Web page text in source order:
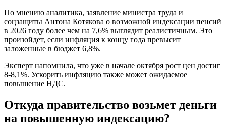
По мнению аналитика, заявление министра труда и
соцзащиты Антона Котякова о возможной индексации пенсий
в 2026 году более чем на 7,6% выглядит реалистичным. Это
произойдет, если инфляция к концу года превысит
заложенные в бюджет 6,8%.
Эксперт напомнила, что уже в начале октября рост цен достиг
8-8,1%. Ускорить инфляцию также может ожидаемое
повышение НДС.
Откуда правительство возьмет деньги
на повышенную индексацию?